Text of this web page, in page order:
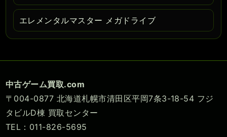
エレメンタルマスター メガドライブ
中古ゲーム買取.com
〒004-0877 北海道札幌市清田区平岡7条3-18-54 フジ
タビルD棟 買取センター
TEL：011-826-5695